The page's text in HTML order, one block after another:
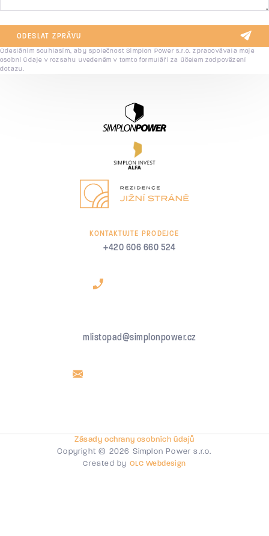
ODESLAT ZPRÁVU
Odesláním souhlasím, aby společnost Simplon Power s.r.o. zpracovávala moje
osobní údaje v rozsahu uvedeném v tomto formuláři za účelem zodpovězení
dotazu.
KONTAKTUJTE PRODEJCE
+420 606 660 524
mlistopad@simplonpower.cz
Copyright © 2026 Simplon Power s.r.o.
Zásady ochrany osobních údajů
Created by OLC Webdesign